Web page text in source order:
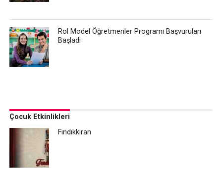
Rol Model Öğretmenler Programı Başvuruları
Başladı
Çocuk Etkinlikleri
Fındıkkıran